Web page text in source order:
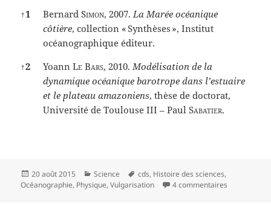
Notes
↑1 BernardSimon, 2007.La Marée océanique
côtière, collection « Synthèses », Institut
océanographique éditeur.
↑2 YoannLe Bars, 2010.Modélisation de la
dynamique océanique barotrope dans l’estuaire
et le plateau amazoniens, thèse de doctorat,
Université de Toulouse III – PaulSabatier.
Publié
le
20 août 2015 Catégories
Science
Mots-
clés
cds, Histoire des sciences,
Océanographie, Physique,Vulgarisation 4 commentaires